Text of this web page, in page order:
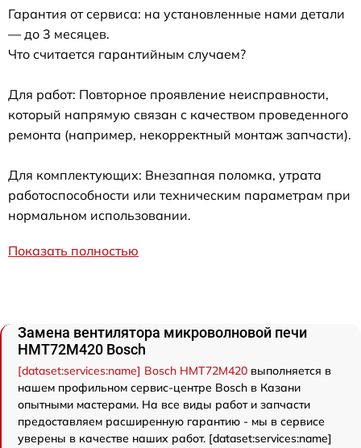
Гарантия от сервиса: на установленные нами детали
— до 3 месяцев.
Что считается гарантийным случаем?
Для работ: Повторное проявление неисправности,
который напрямую связан с качеством проведенного
ремонта (например, некорректный монтаж запчасти).
Для комплектующих: Внезапная поломка, утрата
работоспособности или техническим параметрам при
нормальном использовании.
Показать полностью
Замена вентилятора микроволновой печи
HMT72M420 Bosch
[dataset:services:name] Bosch HMT72M420 выполняется в
нашем профильном сервис-центре Bosch в Казани
опытными мастерами. На все виды работ и запчасти
предоставляем расширенную гарантию - мы в сервисе
уверены в качестве наших работ. [dataset:services:name]